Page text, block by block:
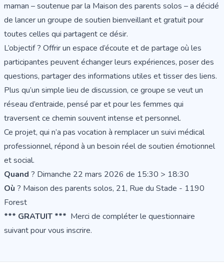
maman – soutenue par la Maison des parents solos – a décidé
de lancer un groupe de soutien bienveillant et gratuit pour
toutes celles qui partagent ce désir.
L’objectif ? Offrir un espace d’écoute et de partage où les
participantes peuvent échanger leurs expériences, poser des
questions, partager des informations utiles et tisser des liens.
Plus qu’un simple lieu de discussion, ce groupe se veut un
réseau d’entraide, pensé par et pour les femmes qui
traversent ce chemin souvent intense et personnel.
Ce projet, qui n’a pas vocation à remplacer un suivi médical
professionnel, répond à un besoin réel de soutien émotionnel
et social.
Quand ? Dimanche 22 mars 2026 de 15:30 > 18:30
Où ? Maison des parents solos, 21, Rue du Stade - 1190
Forest
*** GRATUIT *** Merci de compléter le questionnaire
suivant pour vous inscrire.